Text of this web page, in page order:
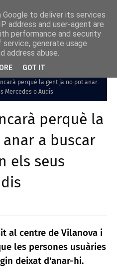
perquè la gent ja no pot anar
Mercedes o Audis
perquè la
a buscar
els seus
al centre de Vilanova i
les persones usuàries
deixat d'anar-hi.
to deliver its services
address and user-agent are
performance and security
generate usage
address abuse.
GOT IT